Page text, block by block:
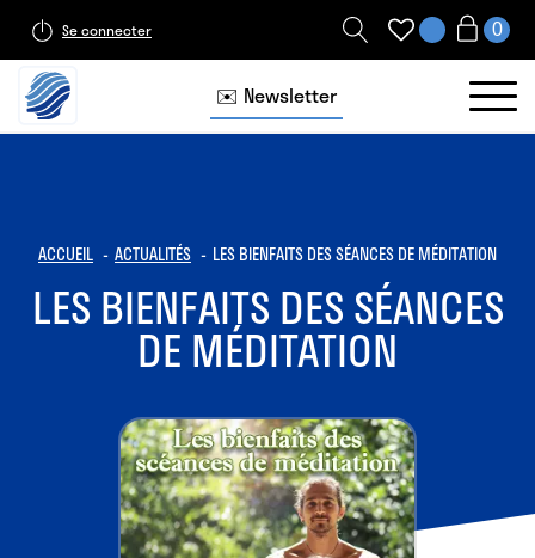
Se connecter
✉️ Newsletter
ACCUEIL ACTUALITÉS LES BIENFAITS DES SÉANCES DE MÉDITATION
LES BIENFAITS DES SÉANCES
DE MÉDITATION